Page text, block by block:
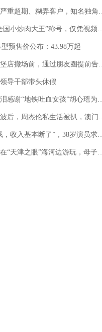
名独角兽车企创始人回应：都没证据，将依法采取措施，“本人长期与美国交管局保持沟通，对方表示肯定”
肉大王”称号，仅凭视频评出？中国烹饪协会回应
预售价公布：43.98万起
友圈提前告知逐一退费，有顾客仅剩1元也全被退回，分文不少；顾客：言而有信，让人感动
导干部带头休假
瑶为嫣然天使捐99999元：这份捐赠太沉重，尊重其捐赠意愿，个人向胡心瑶和她的病友之家各捐赠99999元
杰伦私生活被扒，澳门输10亿传闻早已经水落石出
了”，38岁演员求职景区NPC：工作量断崖式下跌，留给我试错的时间不多了
天津之眼”海河边游玩，母子俩不幸溺亡